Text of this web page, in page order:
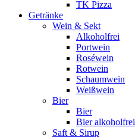
TK Pizza
Getränke
Wein & Sekt
Alkoholfrei
Portwein
Roséwein
Rotwein
Schaumwein
Weißwein
Bier
Bier
Bier alkoholfrei
Saft & Sirup